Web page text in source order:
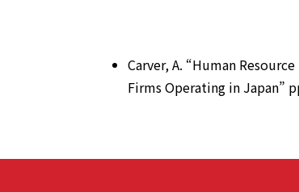
Carver, A. “Human
Firms Operating in Japan”